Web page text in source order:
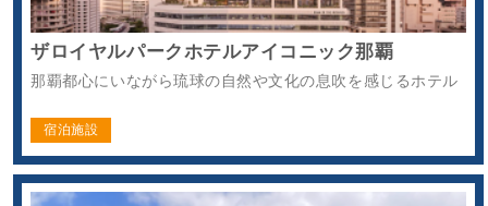
ザロイヤルパークホテルアイコニック那覇
那覇都心にいながら琉球の自然や文化の息吹を感じるホテル
宿泊施設